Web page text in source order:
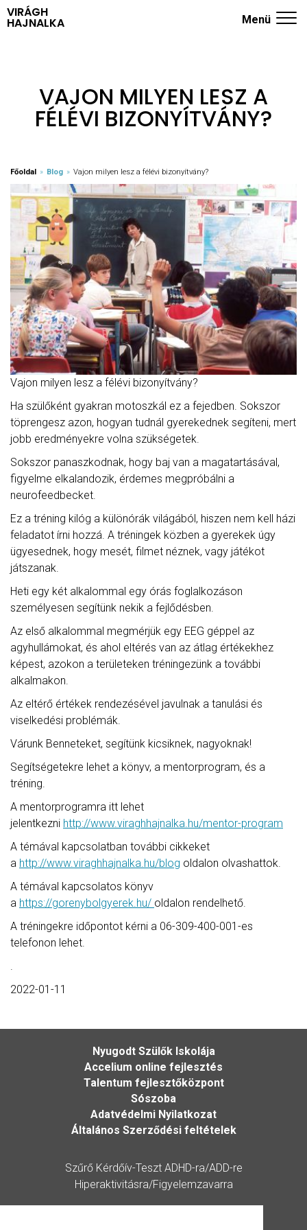
VIRÁGH
HAJNALKA Menü
TRÉNINGEK
KÖNYVEK
BLOG
KAPCSOLAT
VAJON MILYEN LESZ A
FÉLÉVI BIZONYÍTVÁNY?
Főoldal » Blog » Vajon milyen lesz a félévi bizonyítvány?
Vajon milyen lesz a félévi bizonyítvány?
Ha szülőként gyakran motoszkál ez a fejedben. Sokszor
töprengesz azon, hogyan tudnál gyerekednek segíteni, mert
jobb eredményekre volna szükségetek.
Sokszor panaszkodnak, hogy baj van a magatartásával,
figyelme elkalandozik, érdemes megpróbálni a
neurofeedbecket.
Ez a tréning kilóg a különórák világából, hiszen nem kell házi
feladatot írni hozzá. A tréningek közben a gyerekek úgy
ügyesednek, hogy mesét, filmet néznek, vagy játékot
játszanak.
Heti egy két alkalommal egy órás foglalkozáson
személyesen segítünk nekik a fejlődésben.
Az első alkalommal megmérjük egy EEG géppel az
agyhullámokat, és ahol eltérés van az átlag értékekhez
képest, azokon a területeken tréningezünk a további
alkalmakon.
Az eltérő értékek rendezésével javulnak a tanulási és
viselkedési problémák.
Várunk Benneteket, segítünk kicsiknek, nagyoknak!
Segítségetekre lehet a könyv, a mentorprogram, és a
tréning.
A mentorprogramra itt lehet
jelentkezni http://www.viraghhajnalka.hu/mentor-program
A témával kapcsolatban további cikkeket
a http://www.viraghhajnalka.hu/blog oldalon olvashattok.
A témával kapcsolatos könyv
a https://gorenybolgyerek.hu/ oldalon rendelhető.
A tréningekre időpontot kérni a 06-309-400-001-es
telefonon lehet.
.
2022-01-11
Nyugodt Szülők Iskolája
Accelium online fejlesztés
Talentum fejlesztőközpont
Sószoba
Adatvédelmi Nyilatkozat
Általános Szerződési feltételek
Szűrő Kérdőív-Teszt ADHD-ra/ADD-re
Hiperaktivitásra/Figyelemzavarra